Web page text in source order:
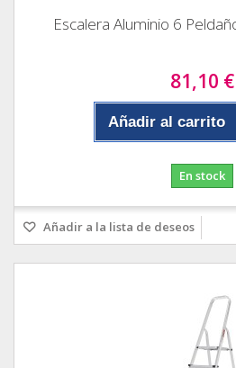
Escalera Aluminio 6
81,10 €
Añadir al carrito
En stock
Añadir a la lista de deseos